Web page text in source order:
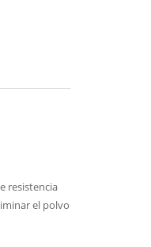
resistencia
el polvo